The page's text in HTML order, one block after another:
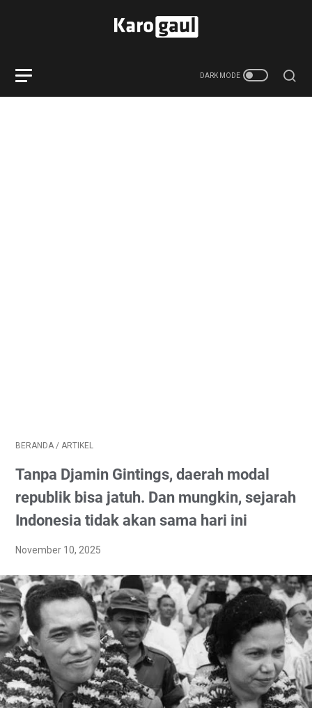
BERANDA / ARTIKEL
Tanpa Djamin Gintings, daerah modal
republik bisa jatuh. Dan mungkin, sejarah
Indonesia tidak akan sama hari ini
November 10, 2025